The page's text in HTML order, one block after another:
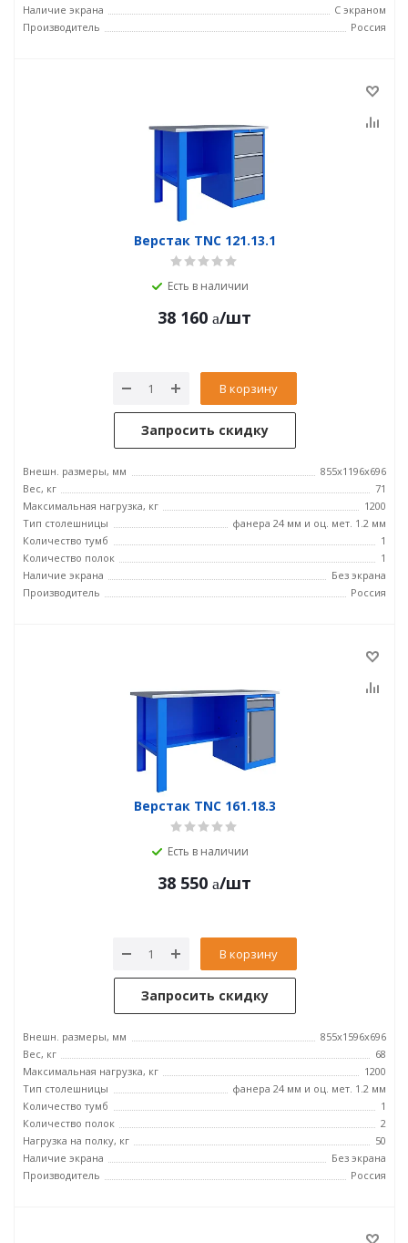
Наличие экрана
С экраном
Производитель
Россия
Верстак TNC 121.13.1
Есть в наличии
38 160 /шт
В корзину
Запросить скидку
Внешн. размеры, мм
855x1196x696
Вес, кг
71
Максимальная нагрузка, кг
1200
Тип столешницы
фанера 24 мм и оц. мет. 1.2 мм
Количество тумб
1
Количество полок
1
Наличие экрана
Без экрана
Производитель
Россия
Верстак TNC 161.18.3
Есть в наличии
38 550 /шт
В корзину
Запросить скидку
Внешн. размеры, мм
855x1596x696
Вес, кг
68
Максимальная нагрузка, кг
1200
Тип столешницы
фанера 24 мм и оц. мет. 1.2 мм
Количество тумб
1
Количество полок
2
Нагрузка на полку, кг
50
Наличие экрана
Без экрана
Производитель
Россия